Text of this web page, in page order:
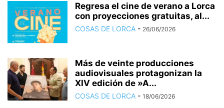
Regresa el cine de verano a Lorca
con proyecciones gratuitas, al...
COSAS DE LORCA - 26/06/2026
Más de veinte producciones
audiovisuales protagonizan la
XIV edición de »A...
COSAS DE LORCA - 18/06/2026